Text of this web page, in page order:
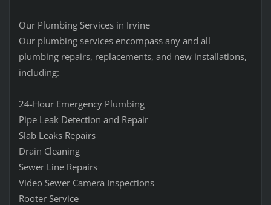
Our Plumbing Services in Irvine
Our plumbing services encompass any and all
plumbing repairs, replacements, and new installations,
including:
24-Hour Emergency Plumbing
Pipe Leak Detection and Repair
Slab Leaks Repairs
Drain Cleaning
Sewer Line Repairs
Video Sewer Camera Inspections
Rooter Service